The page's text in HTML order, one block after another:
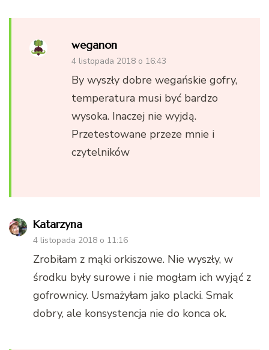
weganon
4 listopada 2018 o 16:43
By wyszły dobre wegańskie gofry,
temperatura musi być bardzo
wysoka. Inaczej nie wyjdą.
Przetestowane przeze mnie i
czytelników
Katarzyna
4 listopada 2018 o 11:16
Zrobiłam z mąki orkiszowe. Nie wyszły, w
środku były surowe i nie mogłam ich wyjąć z
gofrownicy. Usmażyłam jako placki. Smak
dobry, ale konsystencja nie do konca ok.